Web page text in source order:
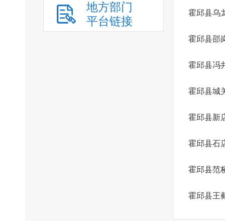
地方部门
平台链接
霍邱县乌
霍邱县邵
霍邱县冯
霍邱县城
霍邱县新
霍邱县石
霍邱县范
霍邱县王